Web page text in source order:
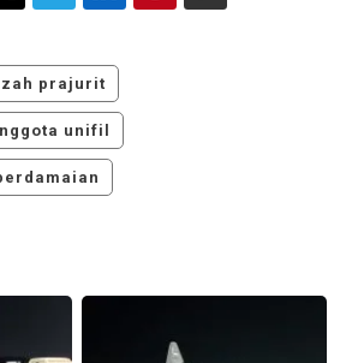
prajurit
unifil